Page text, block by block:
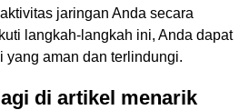
jaringan Anda secara
langkah-langkah ini, Anda dapat
yang aman dan terlindungi.
di artikel menarik